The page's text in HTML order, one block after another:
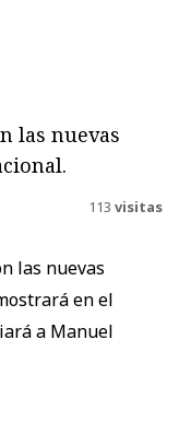
las nuevas
113 visitas
las nuevas
en el
a Manuel